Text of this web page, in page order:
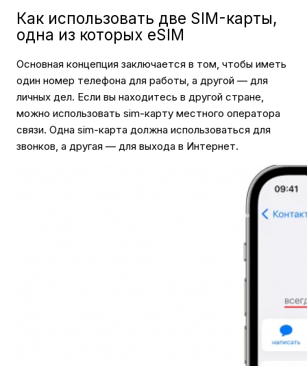
Как использовать две SIM-карты,
одна из которых eSIM
Основная концепция заключается в том, чтобы иметь
один номер телефона для работы, а другой — для
личных дел. Если вы находитесь в другой стране,
можно использовать sim-карту местного оператора
связи. Одна sim-карта должна использоваться для
звонков, а другая — для выхода в Интернет.